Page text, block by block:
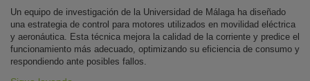
Un equipo de investigación de la Universidad de Málaga ha diseñado
una estrategia de control para motores utilizados en movilidad eléctrica
y aeronáutica. Esta técnica mejora la calidad de la corriente y predice el
funcionamiento más adecuado, optimizando su eficiencia de consumo y
respondiendo ante posibles fallos.